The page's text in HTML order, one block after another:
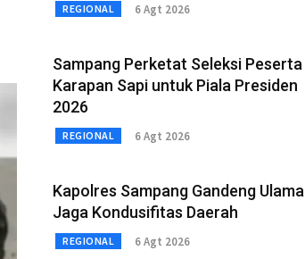
REGIONAL 6 Agt 2026
Sampang Perketat Seleksi Peserta
Karapan Sapi untuk Piala Presiden
2026
REGIONAL 6 Agt 2026
Kapolres Sampang Gandeng Ulama
Jaga Kondusifitas Daerah
REGIONAL 6 Agt 2026